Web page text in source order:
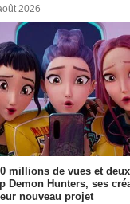
2026
millions de vues et
Demon Hunters, ses
nouveau projet